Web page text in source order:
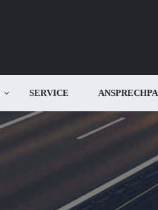
SERVICE